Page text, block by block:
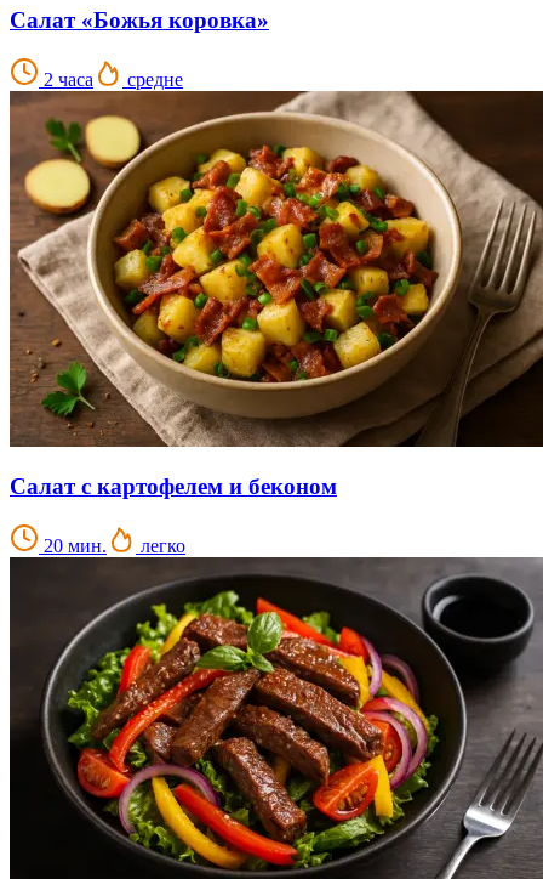
Салат «Божья коровка»
2 часа средне
Салат с картофелем и беконом
20 мин. легко